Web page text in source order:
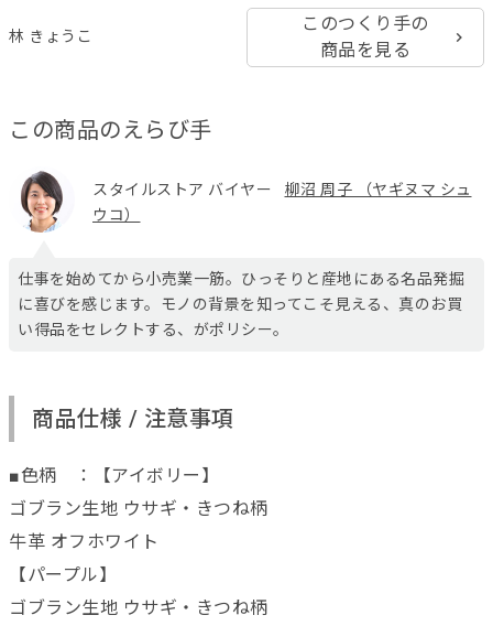
林 きょうこ
このつくり手の
商品を見る
この商品のえらび手
スタイルストア バイヤー
柳沼 周子 （ヤギヌマ シュ
ウコ）
仕事を始めてから小売業一筋。ひっそりと産地にある名品発掘
に喜びを感じます。モノの背景を知ってこそ見える、真のお買
い得品をセレクトする、がポリシー。
商品仕様 / 注意事項
■色柄 ：【アイボリー】
ゴブラン生地 ウサギ・きつね柄
牛革 オフホワイト
【パープル】
ゴブラン生地 ウサギ・きつね柄